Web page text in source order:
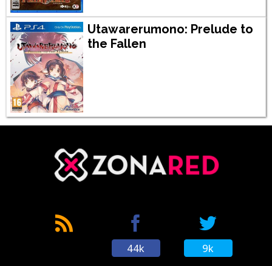
Utawarerumono: Prelude to
the Fallen
44k 9k